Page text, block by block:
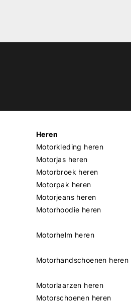
Heren
Motorkleding heren
Motorjas heren
Motorbroek heren
Motorpak heren
Motorjeans heren
Motorhoodie heren
Motorhelm heren
Motorhandschoenen heren
Motorlaarzen heren
Motorschoenen heren